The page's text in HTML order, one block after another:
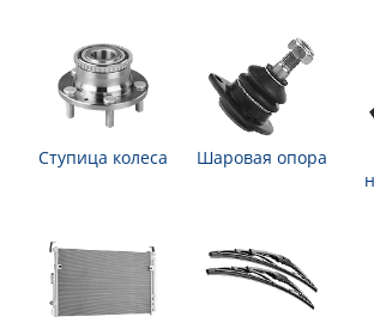
Ступица колеса Шаровая опора